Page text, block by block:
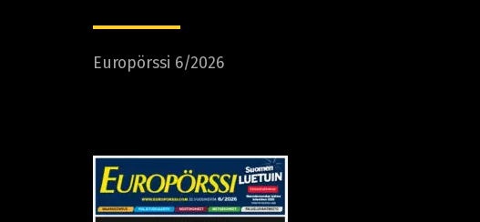
Europörssi 6/2026